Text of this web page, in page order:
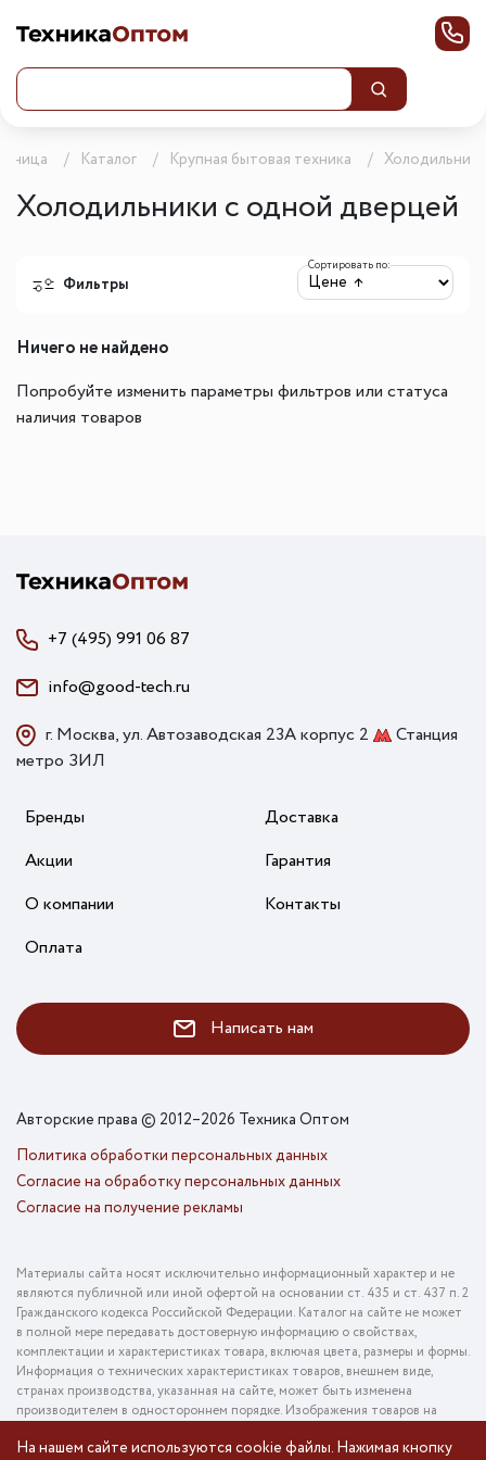
Каталог Крупная бытовая техника Холодильники
Холодильники с одной дверцей
Фильтры
Сортировать по:
Ничего не найдено
Попробуйте изменить параметры фильтров или статуса
наличия товаров
На нашем сайте используются cookie файлы. Нажимая кнопку
+7 (495) 991 06 87
info@good-tech.ru
г. Москва, ул. Автозаводская 23А корпус 2
Станция
метро ЗИЛ
Бренды
Акции
О компании
Оплата
Доставка
Гарантия
Контакты
Написать нам
Авторские права © 2012–2026 Техника Оптом
Политика обработки персональных данных
Согласие на обработку персональных данных
Согласие на получение рекламы
Материалы сайта носят исключительно информационный характер и не
являются публичной или иной офертой на основании ст. 435 и ст. 437 п. 2
Гражданского кодекса Российской Федерации. Каталог на сайте не может
в полной мере передавать достоверную информацию о свойствах,
комплектации и характеристиках товара, включая цвета, размеры и формы.
Информация о технических характеристиках товаров, внешнем виде,
странах производства, указанная на сайте, может быть изменена
производителем в одностороннем порядке. Изображения товаров на
оригинального товара. Информация о цене товара, указанная в каталоге на